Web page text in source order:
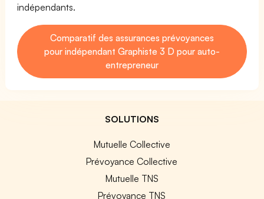
indépendants.
Comparatif des assurances prévoyances
pour indépendant Graphiste 3 D pour auto-
entrepreneur
SOLUTIONS
Mutuelle Collective
Prévoyance Collective
Mutuelle TNS
Prévoyance TNS